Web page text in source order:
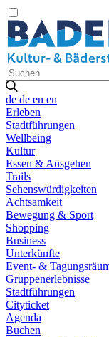
de de en en
Erleben
Stadtführungen
Wellbeing
Kultur
Essen & Ausgehen
Trails
Sehenswürdigkeiten
Achtsamkeit
Bewegung & Sport
Shopping
Business
Unterkünfte
Event- &
Gruppenerlebnisse
Stadtführungen
Cityticket
Agenda
Buchen